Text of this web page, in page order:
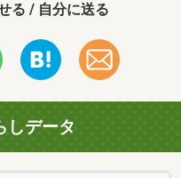
る / 自分に送る
しデータ